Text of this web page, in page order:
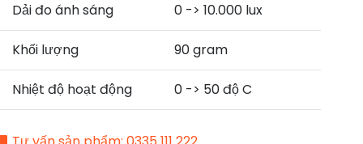
Dải đo ánh sáng 0 -> 10.000 lux
Khối lượng 90 gram
Nhiệt độ hoạt động 0 -> 50 độ C